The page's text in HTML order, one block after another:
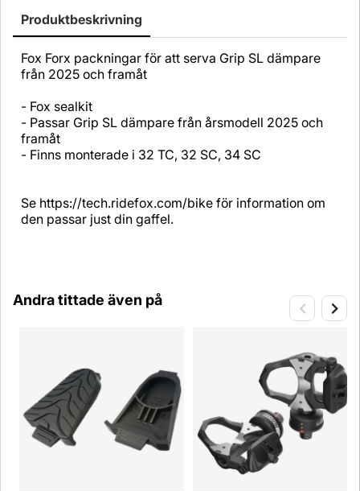
Produktbeskrivning
Fox Forx packningar för att serva Grip SL dämpare
från 2025 och framåt
- Fox sealkit
- Passar Grip SL dämpare från årsmodell 2025 och
framåt
- Finns monterade i 32 TC, 32 SC, 34 SC
Se https://tech.ridefox.com/bike för information om
den passar just din gaffel.
Andra tittade även på